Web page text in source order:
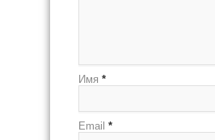
Имя *
Email *